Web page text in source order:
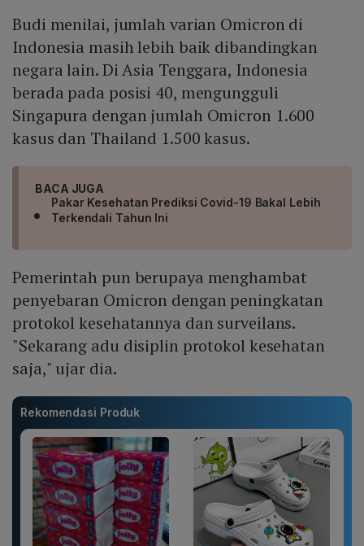
Budi menilai, jumlah varian Omicron di
Indonesia masih lebih baik dibandingkan
negara lain. Di Asia Tenggara, Indonesia
berada pada posisi 40, mengungguli
Singapura dengan jumlah Omicron 1.600
kasus dan Thailand 1.500 kasus.
BACA JUGA
Pakar Kesehatan Prediksi Covid-19 Bakal Lebih
Terkendali Tahun Ini
Pemerintah pun berupaya menghambat
penyebaran Omicron dengan peningkatan
protokol kesehatannya dan surveilans.
"Sekarang adu disiplin protokol kesehatan
saja," ujar dia.
Rekomendasi Produk